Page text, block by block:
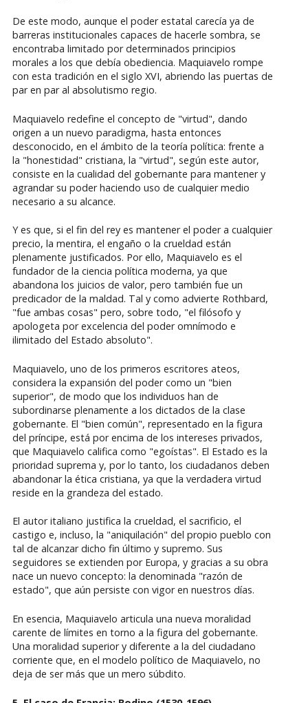
De este modo, aunque el poder estatal carecía ya de
barreras institucionales capaces de hacerle sombra, se
encontraba limitado por determinados principios
morales a los que debía obediencia. Maquiavelo rompe
con esta tradición en el siglo XVI, abriendo las puertas de
par en par al absolutismo regio.
Maquiavelo redefine el concepto de "virtud", dando
origen a un nuevo paradigma, hasta entonces
desconocido, en el ámbito de la teoría política: frente a
la "honestidad" cristiana, la "virtud", según este autor,
consiste en la cualidad del gobernante para mantener y
agrandar su poder haciendo uso de cualquier medio
necesario a su alcance.
Y es que, si el fin del rey es mantener el poder a cualquier
precio, la mentira, el engaño o la crueldad están
plenamente justificados. Por ello, Maquiavelo es el
fundador de la ciencia política moderna, ya que
abandona los juicios de valor, pero también fue un
predicador de la maldad. Tal y como advierte Rothbard,
"fue ambas cosas" pero, sobre todo, "el filósofo y
apologeta por excelencia del poder omnímodo e
ilimitado del Estado absoluto".
Maquiavelo, uno de los primeros escritores ateos,
considera la expansión del poder como un "bien
superior", de modo que los individuos han de
subordinarse plenamente a los dictados de la clase
gobernante. El "bien común", representado en la figura
del príncipe, está por encima de los intereses privados,
que Maquiavelo califica como "egoístas". El Estado es la
prioridad suprema y, por lo tanto, los ciudadanos deben
abandonar la ética cristiana, ya que la verdadera virtud
reside en la grandeza del estado.
El autor italiano justifica la crueldad, el sacrificio, el
castigo e, incluso, la "aniquilación" del propio pueblo con
tal de alcanzar dicho fin último y supremo. Sus
seguidores se extienden por Europa, y gracias a su obra
nace un nuevo concepto: la denominada "razón de
estado", que aún persiste con vigor en nuestros días.
En esencia, Maquiavelo articula una nueva moralidad
carente de límites en torno a la figura del gobernante.
Una moralidad superior y diferente a la del ciudadano
corriente que, en el modelo político de Maquiavelo, no
deja de ser más que un mero súbdito.